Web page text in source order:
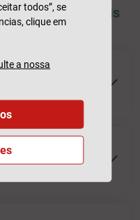
as perguntas mais
online
online
de Trabalho?
todos”, se
clique em
a nossa